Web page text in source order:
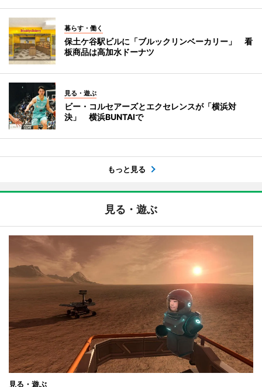
暮らす・働く
保土ケ谷駅ビルに「ブルックリンベーカリー」 看
板商品は高加水ドーナツ
見る・遊ぶ
ビー・コルセアーズとエクセレンスが「横浜対
決」 横浜BUNTAIで
もっと見る
見る・遊ぶ
見る・遊ぶ